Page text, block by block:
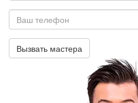
Ваше
имя
*Ваш
телефон
*
Вызвать мастера